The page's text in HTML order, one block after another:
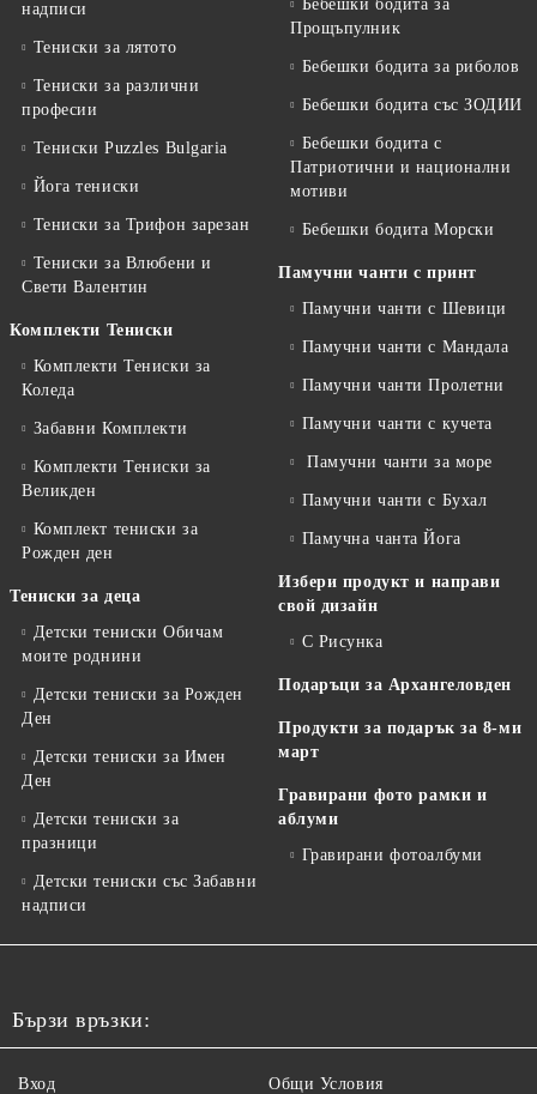
надписи
Тениски за лятото
Тениски за различни
професии
Тениски Puzzles Bulgaria
Йога тениски
Тениски за Трифон зарезан
Тениски за Влюбени и
Свети Валентин
Комплекти Тениски
Комплекти Тениски за
Коледа
Забавни Комплекти
Комплекти Тениски за
Великден
Комплект тениски за
Рожден ден
Тениски за деца
Детски тениски Обичам
моите роднини
Детски тениски за Рожден
Ден
Детски тениски за Имен
Ден
Детски тениски за
празници
Детски тениски със Забавни
надписи
Бебешки бодита за
Прощъпулник
Бебешки бодита за риболов
Бебешки бодита със ЗОДИИ
Бебешки бодита с
Патриотични и национални
мотиви
Бебешки бодита Морски
Памучни чанти с принт
Памучни чанти с Шевици
Памучни чанти с Мандала
Памучни чанти Пролетни
Памучни чанти с кучета
Памучни чанти за море
Памучни чанти с Бухал
Памучна чанта Йога
Избери продукт и направи
свой дизайн
С Рисунка
Подаръци за Архангеловден
Продукти за подарък за 8-ми
март
Гравирани фото рамки и
аблуми
Гравирани фотоалбуми
Бързи връзки:
Вход Общи Условия